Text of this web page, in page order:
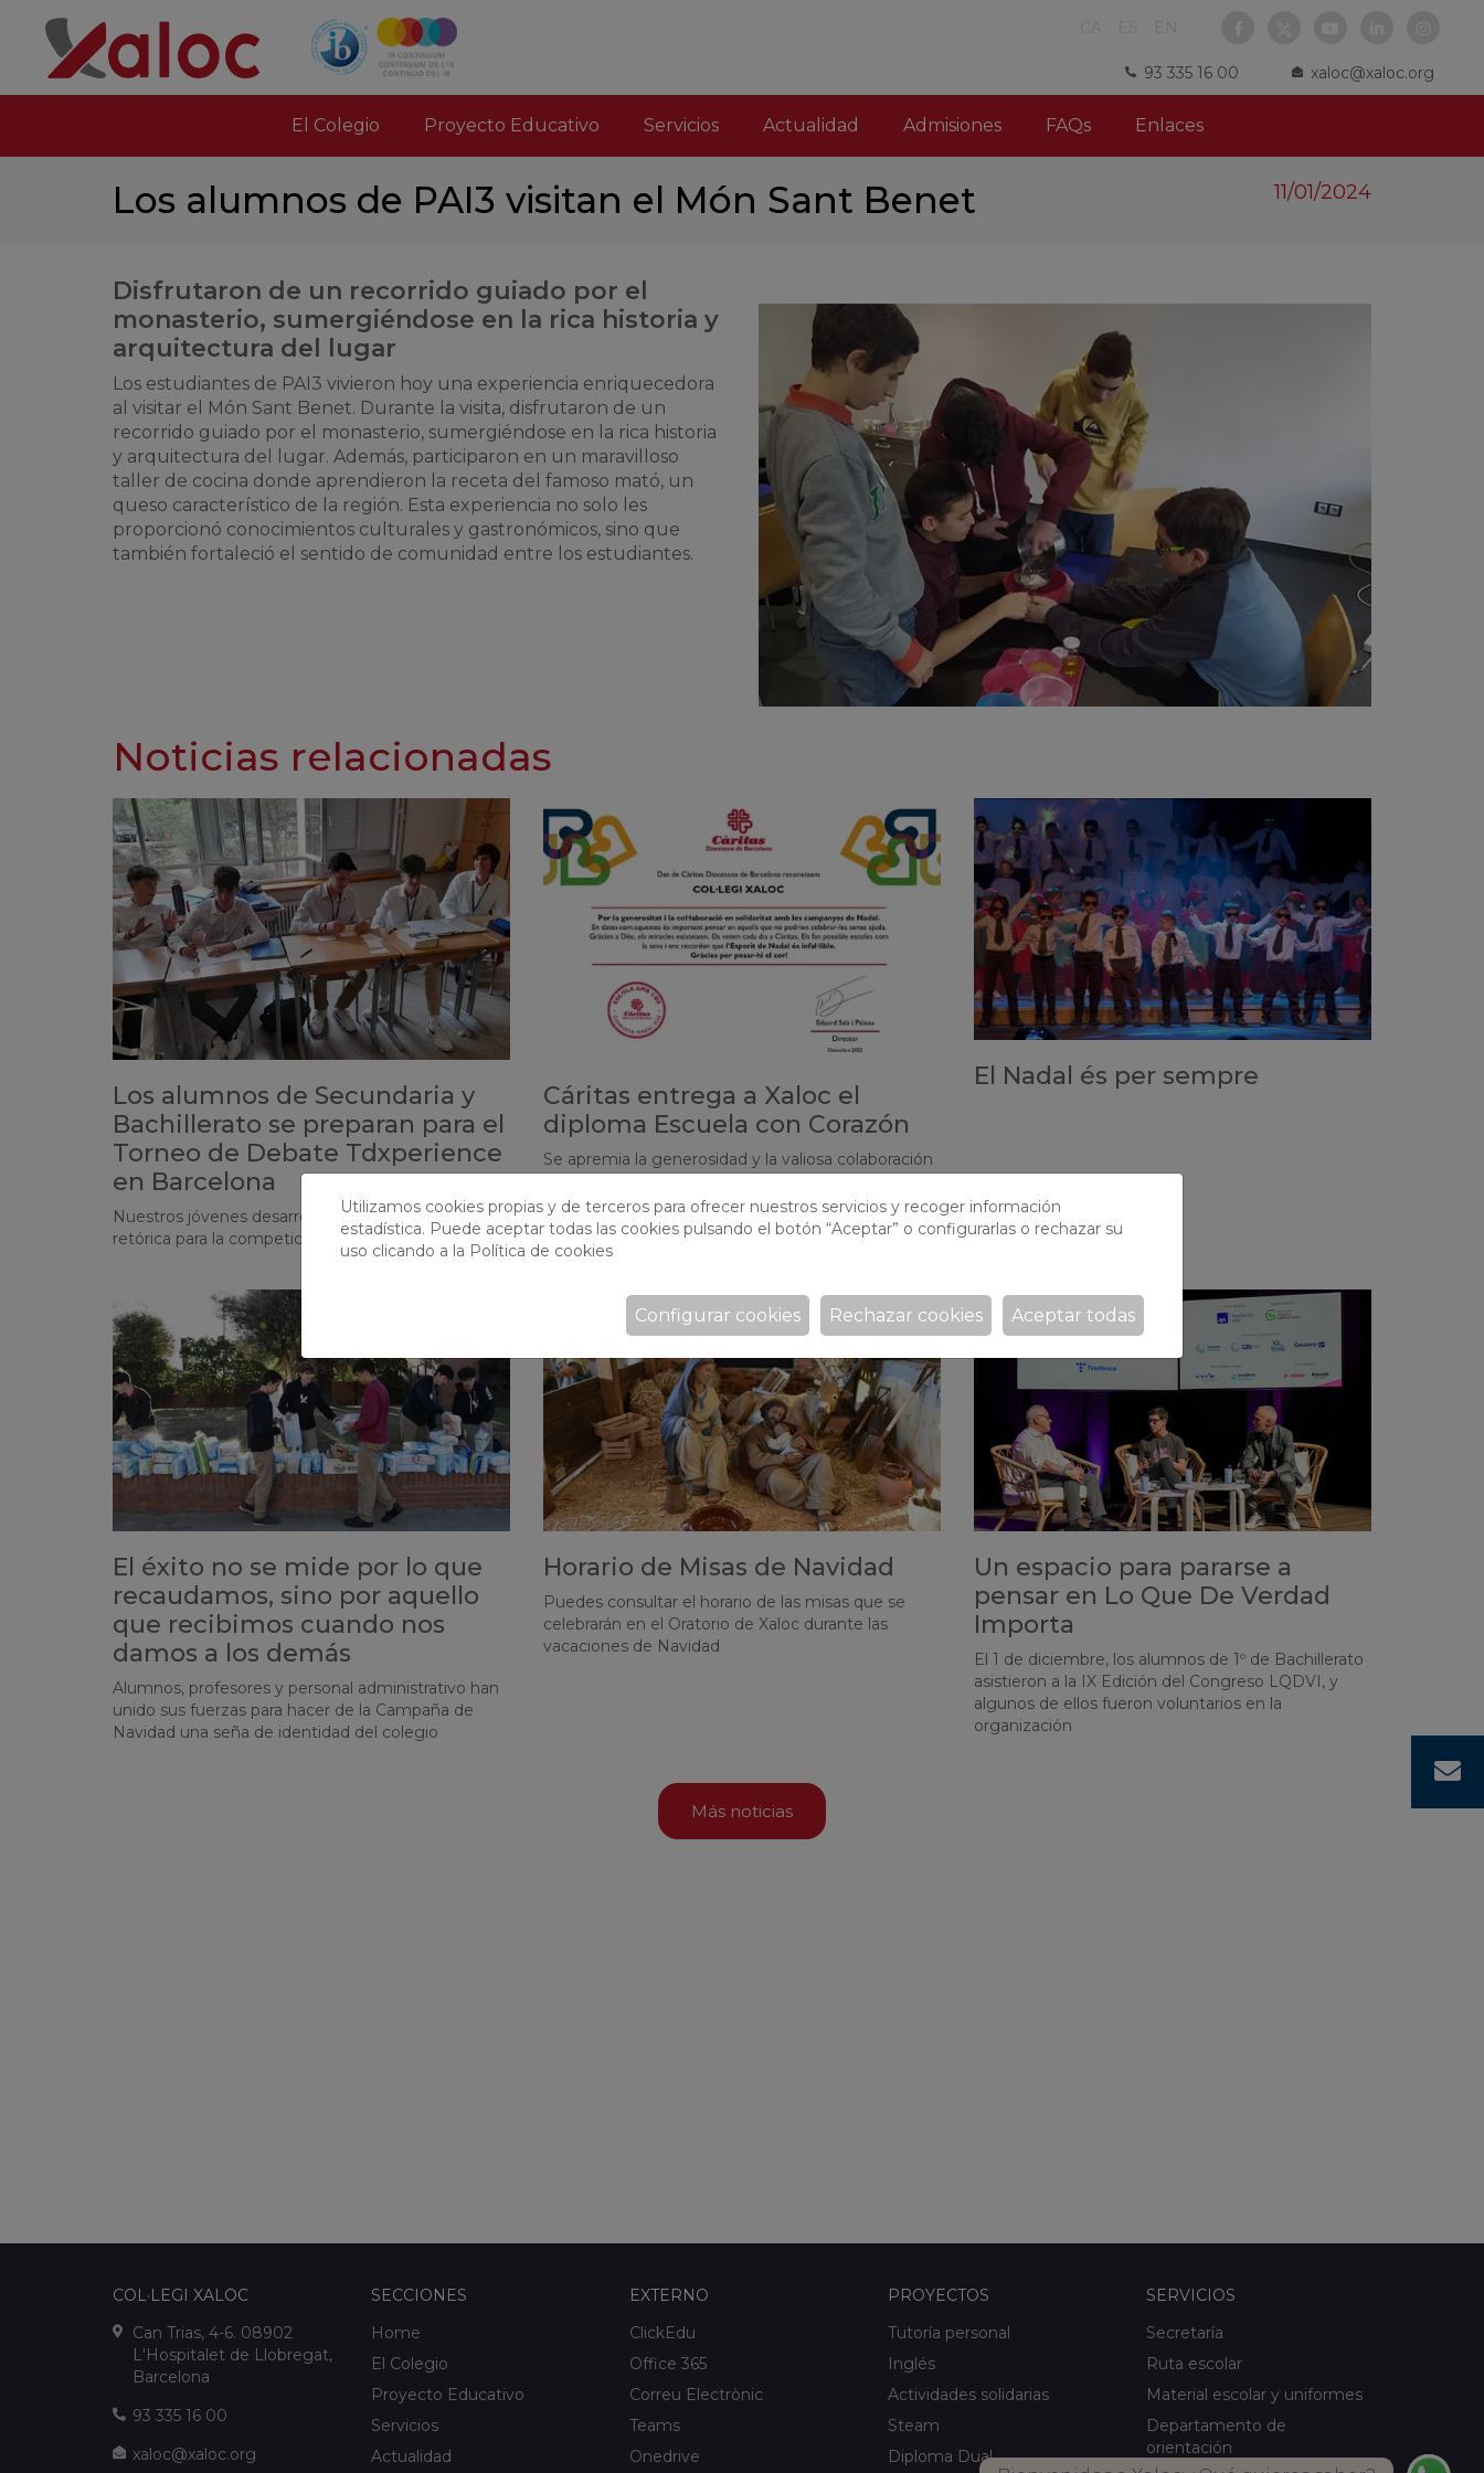
93 335 16 00 xaloc@xaloc.org
El Colegio Proyecto Educativo Servicios Actualidad Admisiones FAQs Enlaces
Los alumnos de PAI3 visitan el Món Sant Benet 11/01/2024
Disfrutaron de un recorrido guiado por el
monasterio, sumergiéndose en la rica historia y
arquitectura del lugar
Los estudiantes de PAI3 vivieron hoy una experiencia enriquecedora
al visitar el Món Sant Benet. Durante la visita, disfrutaron de un
recorrido guiado por el monasterio, sumergiéndose en la rica historia
y arquitectura del lugar. Además, participaron en un maravilloso
taller de cocina donde aprendieron la receta del famoso mató, un
queso característico de la región. Esta experiencia no solo les
proporcionó conocimientos culturales y gastronómicos, sino que
también fortaleció el sentido de comunidad entre los estudiantes.
Noticias relacionadas
Los alumnos de Secundaria y
Bachillerato se preparan para el
Torneo de Debate Tdxperience
en Barcelona
Nuestros jóvenes desarrollan sus habilidades de
retórica para la competición anual de debate
Cáritas entrega a Xaloc el
diploma Escuela con Corazón
Se apremia la generosidad y la valiosa colaboración
El Nadal és per sempre
El éxito no se mide por lo que
recaudamos, sino por aquello
que recibimos cuando nos
damos a los demás
Alumnos, profesores y personal administrativo han
unido sus fuerzas para hacer de la Campaña de
Navidad una seña de identidad del colegio
Horario de Misas de Navidad
Puedes consultar el horario de las misas que se
celebrarán en el Oratorio de Xaloc durante las
vacaciones de Navidad
Un espacio para pararse a
pensar en Lo Que De Verdad
Importa
El 1 de diciembre, los alumnos de 1º de Bachillerato
asistieron a la IX Edición del Congreso LQDVI, y
algunos de ellos fueron voluntarios en la
organización
Más noticias
COL·LEGI XALOC
Can Trias, 4-6. 08902
L'Hospitalet de Llobregat,
Barcelona
93 335 16 00
xaloc@xaloc.org
SECCIONES
Home
El Colegio
Proyecto Educativo
Servicios
Actualidad
EXTERNO
ClickEdu
Office 365
Correu Electrònic
Teams
Onedrive
PROYECTOS
Tutoría personal
Inglés
Actividades solidarias
Steam
Diploma Dual
SERVICIOS
Secretaría
Ruta escolar
Material escolar y uniformes
Departamento de
orientación
Utilizamos cookies propias y de terceros para ofrecer nuestros servicios y recoger información
estadística. Puede aceptar todas las cookies pulsando el botón “Aceptar” o configurarlas o rechazar su
uso clicando a la Política de cookies
Aceptar todas
Rechazar cookies
Configurar cookies